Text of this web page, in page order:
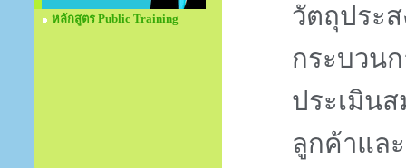
หลักสูตร Public Training
วัตถุประ
กระบวน
ประเมิน
ลูกค้าแล